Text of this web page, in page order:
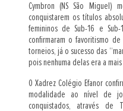
Cymbron (NS São Miguel)
conquistarem os títulos
femininos de Sub-16 e
confirmaram o favoritismo
torneios, já o sucesso das
pois nenhuma delas era a
O Xadrez Colégio Efanor
modalidade ao nível de
conquistados, através de